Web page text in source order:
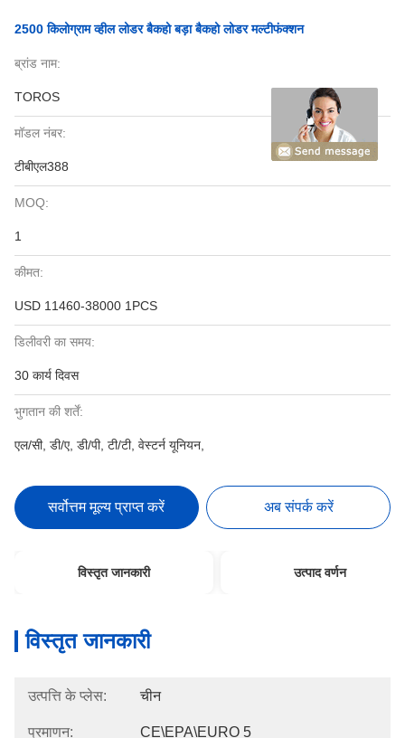
2500 किलोग्राम व्हील लोडर बैकहो बड़ा बैकहो लोडर मल्टीफंक्शन
ब्रांड नाम:
TOROS
मॉडल नंबर:
टीबीएल388
MOQ:
1
कीमत:
USD 11460-38000 1PCS
डिलीवरी का समय:
30 कार्य दिवस
भुगतान की शर्तें:
एल/सी, डी/ए, डी/पी, टी/टी, वेस्टर्न यूनियन,
सर्वोत्तम मूल्य प्राप्त करें अब संपर्क करें
विस्तृत जानकारी उत्पाद वर्णन
विस्तृत जानकारी
उत्पत्ति के प्लेस: चीन
प्रमाणन: CE\EPA\EURO 5